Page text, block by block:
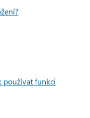
používat funkci